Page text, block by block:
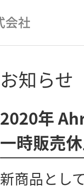
お知らせ
2020年
一時販売
新商品とし